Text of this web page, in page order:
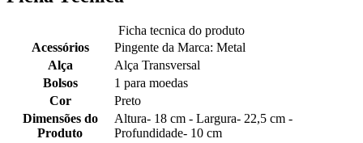
Ficha tecnica do produto
Acessórios
Pingente da Marca: Metal
Alça
Alça Transversal
Bolsos
1 para moedas
Cor
Preto
Dimensões do
Produto
Altura- 18 cm - Largura- 22,5 cm -
Profundidade- 10 cm